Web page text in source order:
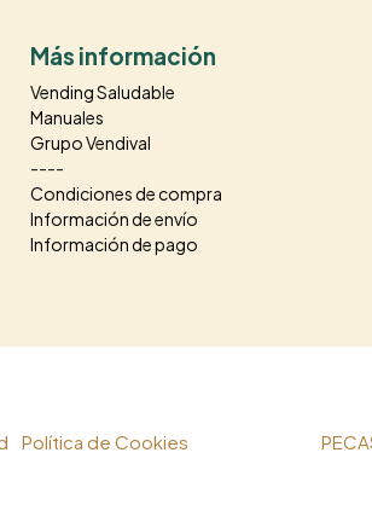
Más información
Vending Saludable
Manuales
Grupo Vendival
----
Condiciones de compra
Información de envío
Información de pago
Política de Cookies